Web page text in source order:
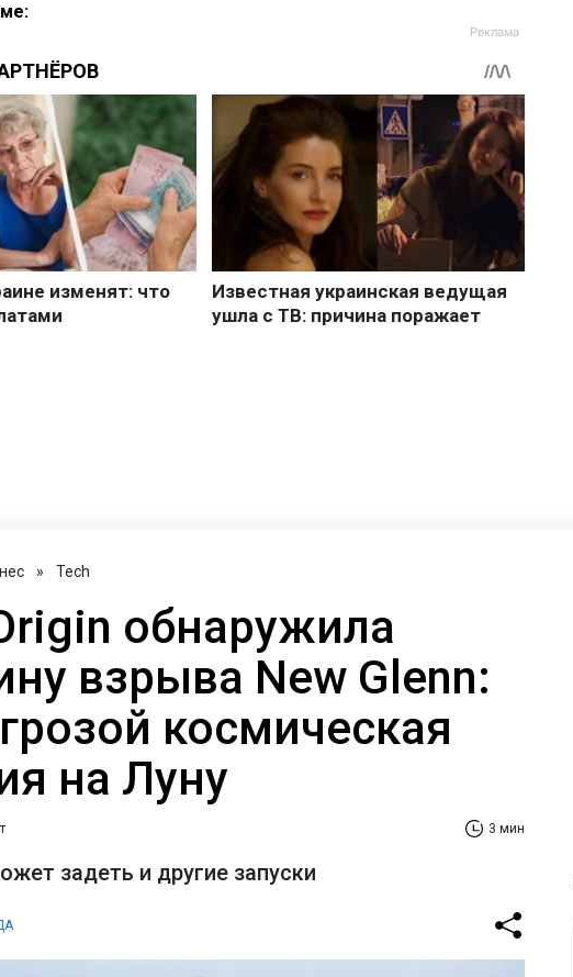
» Tech
обнаружила
взрыва New Glenn:
космическая
на Луну
3 мин
задеть и другие запуски